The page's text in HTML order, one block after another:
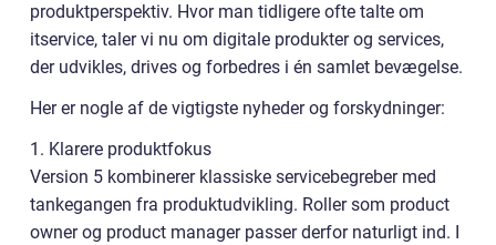
produktperspektiv. Hvor man tidligere ofte talte om
itservice, taler vi nu om digitale produkter og services,
der udvikles, drives og forbedres i én samlet bevægelse.
Her er nogle af de vigtigste nyheder og forskydninger:
1. Klarere produktfokus
Version 5 kombinerer klassiske servicebegreber med
tankegangen fra produktudvikling. Roller som product
owner og product manager passer derfor naturligt ind. I